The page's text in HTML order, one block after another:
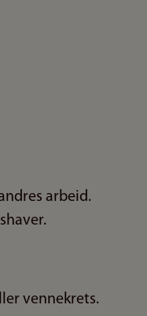
arbeid.
vennekrets.